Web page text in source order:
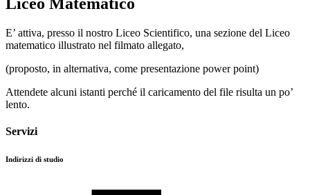
E’ attiva, presso il nostro Liceo Scientifico, una sezione del Liceo
matematico illustrato nel filmato allegato,
(proposto, in alternativa, come presentazione power point)
Attendete alcuni istanti perché il caricamento del file risulta un po’
lento.
Servizi
Indirizzi di studio